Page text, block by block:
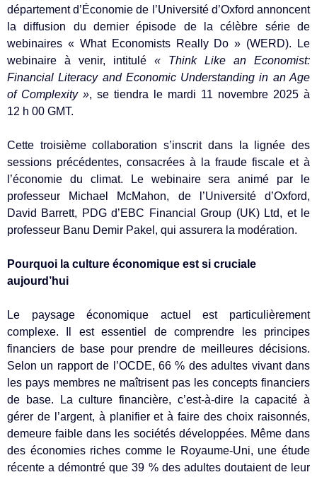
département d’Économie de l’Université d’Oxford annoncent
la diffusion du dernier épisode de la célèbre série de
webinaires « What Economists Really Do » (WERD). Le
webinaire à venir, intitulé « Think Like an Economist:
Financial Literacy and Economic Understanding in an Age
of Complexity », se tiendra le mardi 11 novembre 2025 à
12 h 00 GMT.
Cette troisième collaboration s’inscrit dans la lignée des
sessions précédentes, consacrées à la fraude fiscale et à
l’économie du climat. Le webinaire sera animé par le
professeur Michael McMahon, de l’Université d’Oxford,
David Barrett, PDG d’EBC Financial Group (UK) Ltd, et le
professeur Banu Demir Pakel, qui assurera la modération.
Pourquoi la culture économique est si cruciale
aujourd’hui
Le paysage économique actuel est particulièrement
complexe. Il est essentiel de comprendre les principes
financiers de base pour prendre de meilleures décisions.
Selon un rapport de l’OCDE, 66 % des adultes vivant dans
les pays membres ne maîtrisent pas les concepts financiers
de base. La culture financière, c’est-à-dire la capacité à
gérer de l’argent, à planifier et à faire des choix raisonnés,
demeure faible dans les sociétés développées. Même dans
des économies riches comme le Royaume-Uni, une étude
récente a démontré que 39 % des adultes doutaient de leur